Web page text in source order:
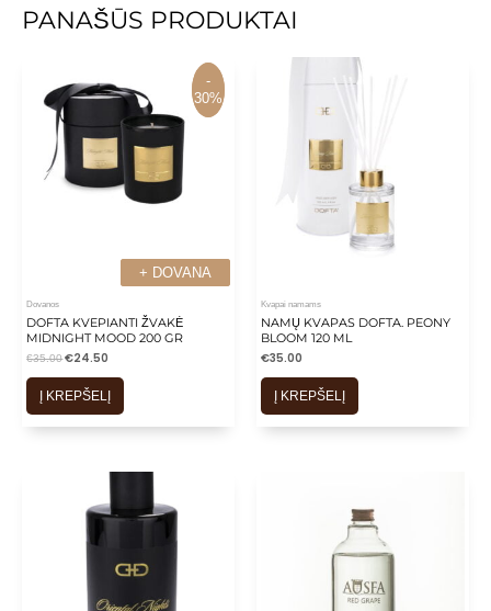
PANAŠŪS PRODUKTAI
+ DOVANA
-
30%
+ DOVANA
-
30%
Dovanos
DOFTA KVEPIANTI ŽVAKĖ
MIDNIGHT MOOD 200 GR
€35.00€24.50
Į KREPŠELĮ
Kvapai namams
NAMŲ KVAPAS DOFTA. PEONY
BLOOM 120 ML
€35.00
Į KREPŠELĮ